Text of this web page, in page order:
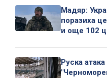
Мадяр:
поразиха
и още 102
Руска